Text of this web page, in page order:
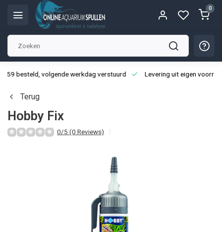
0
besteld, volgende werkdag verstuurd Levering uit eigen
Terug
Hobby Fix
0/5 (0 Reviews)